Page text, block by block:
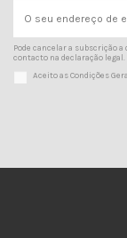
Pode cancelar a subscrição
contacto na declaração legal.
Aceito as Condições